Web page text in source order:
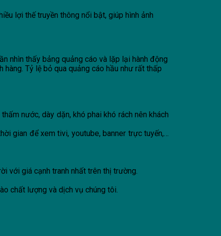
lợi thế truyền thông nổi bật, giúp hình ảnh
nhìn thấy bảng quảng cáo và lặp lại hành động
Tỷ lệ bỏ qua quảng cáo hầu như rất thấp
nước, dày dặn, khó phai khó rách nên khách
gian để xem tivi, youtube, banner trực tuyến,…
với giá cạnh tranh nhất trên thị trường.
chất lượng và dịch vụ chúng tôi.